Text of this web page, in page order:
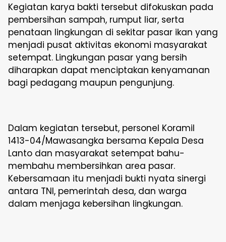
Kegiatan karya bakti tersebut difokuskan pada
pembersihan sampah, rumput liar, serta
penataan lingkungan di sekitar pasar ikan yang
menjadi pusat aktivitas ekonomi masyarakat
setempat. Lingkungan pasar yang bersih
diharapkan dapat menciptakan kenyamanan
bagi pedagang maupun pengunjung.
Dalam kegiatan tersebut, personel Koramil
1413-04/Mawasangka bersama Kepala Desa
Lanto dan masyarakat setempat bahu-
membahu membersihkan area pasar.
Kebersamaan itu menjadi bukti nyata sinergi
antara TNI, pemerintah desa, dan warga
dalam menjaga kebersihan lingkungan.